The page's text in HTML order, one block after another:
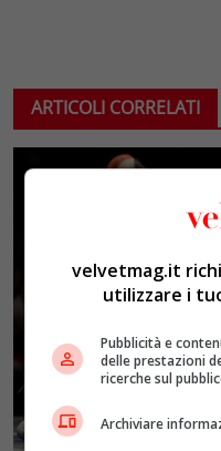
ARTICOLI CORRELATI
velvetmag.it
utilizzare i
Pubblicità e
delle prestazioni
ricerche sul
Archiviare